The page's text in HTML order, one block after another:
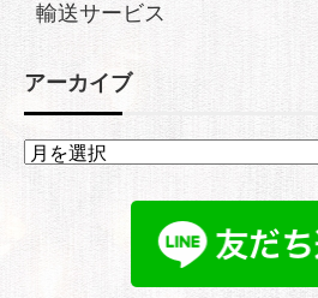
輸送サービス
アーカイブ
ア
ー